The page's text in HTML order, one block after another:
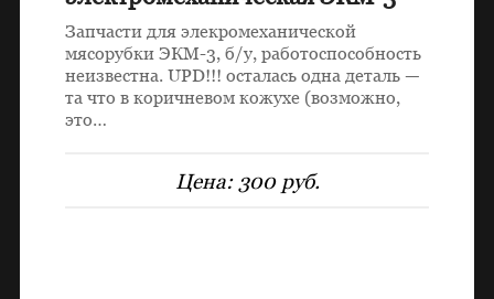
Запчасти для элекромеханической
мясорубки ЭКМ-3, б/у, работоспособность
неизвестна. UPD!!! осталась одна деталь —
та что в коричневом кожухе (возможно,
это…
Цена: 300 руб.